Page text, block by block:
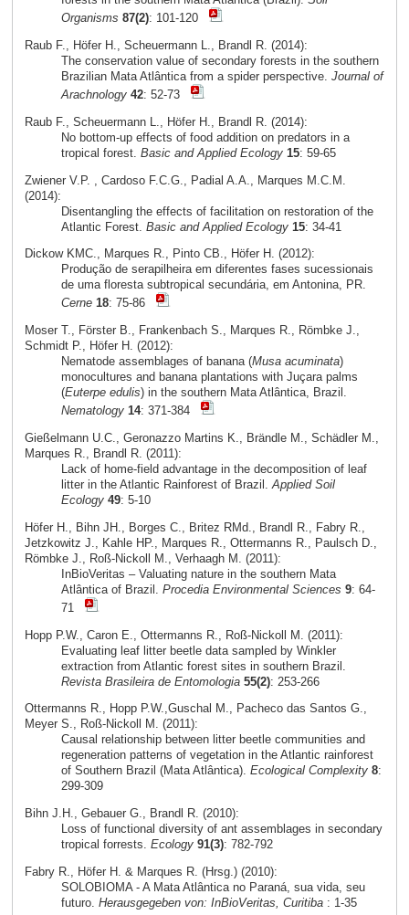
Organisms 87(2): 101-120
Raub F., Höfer H., Scheuermann L., Brandl R. (2014):
The conservation value of secondary forests in the southern
Brazilian Mata Atlântica from a spider perspective. Journal of
Arachnology 42: 52-73
Raub F., Scheuermann L., Höfer H., Brandl R. (2014):
No bottom-up effects of food addition on predators in a
tropical forest. Basic and Applied Ecology 15: 59-65
Zwiener V.P. , Cardoso F.C.G., Padial A.A., Marques M.C.M.
(2014):
Disentangling the effects of facilitation on restoration of the
Atlantic Forest. Basic and Applied Ecology 15: 34-41
Dickow KMC., Marques R., Pinto CB., Höfer H. (2012):
Produção de serapilheira em diferentes fases sucessionais
de uma floresta subtropical secundária, em Antonina, PR.
Cerne 18: 75-86
Moser T., Förster B., Frankenbach S., Marques R., Römbke J.,
Schmidt P., Höfer H. (2012):
Nematode assemblages of banana (Musa acuminata)
monocultures and banana plantations with Juçara palms
(Euterpe edulis) in the southern Mata Atlântica, Brazil.
Nematology 14: 371-384
Gießelmann U.C., Geronazzo Martins K., Brändle M., Schädler M.,
Marques R., Brandl R. (2011):
Lack of home-field advantage in the decomposition of leaf
litter in the Atlantic Rainforest of Brazil. Applied Soil
Ecology 49: 5-10
Höfer H., Bihn JH., Borges C., Britez RMd., Brandl R., Fabry R.,
Jetzkowitz J., Kahle HP., Marques R., Ottermanns R., Paulsch D.,
Römbke J., Roß-Nickoll M., Verhaagh M. (2011):
InBioVeritas – Valuating nature in the southern Mata
Atlântica of Brazil. Procedia Environmental Sciences 9: 64-
71
Hopp P.W., Caron E., Ottermanns R., Roß-Nickoll M. (2011):
Evaluating leaf litter beetle data sampled by Winkler
extraction from Atlantic forest sites in southern Brazil.
Revista Brasileira de Entomologia 55(2): 253-266
Ottermanns R., Hopp P.W.,Guschal M., Pacheco das Santos G.,
Meyer S., Roß-Nickoll M. (2011):
Causal relationship between litter beetle communities and
regeneration patterns of vegetation in the Atlantic rainforest
of Southern Brazil (Mata Atlântica). Ecological Complexity 8:
299-309
Bihn J.H., Gebauer G., Brandl R. (2010):
Loss of functional diversity of ant assemblages in secondary
tropical forrests. Ecology 91(3): 782-792
Fabry R., Höfer H. & Marques R. (Hrsg.) (2010):
SOLOBIOMA - A Mata Atlântica no Paraná, sua vida, seu
futuro. Herausgegeben von: InBioVeritas, Curitiba: 1-35